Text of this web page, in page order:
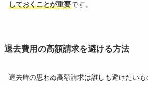
しておくことが重要です。
退去費用の高額請求を避ける方法
退去時の思わぬ高額請求は誰しも避けたいも